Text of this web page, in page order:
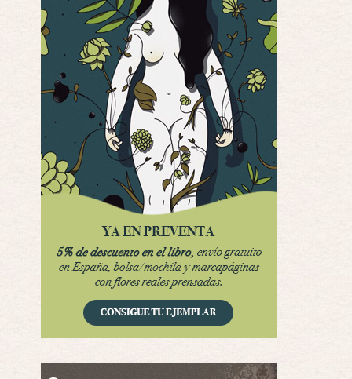
Possession
Por: Luar
Se llama la posesión en castellano, está …
Obsession
Por: Mariano
Obsession
Por: Chica Stark
Possession
Por: Mountain
Llevo toda una vida para verla y nunca lo …
Posesión Infernal: En Llamas
Totalmente de acuerdo Ignacio. La he disfr …